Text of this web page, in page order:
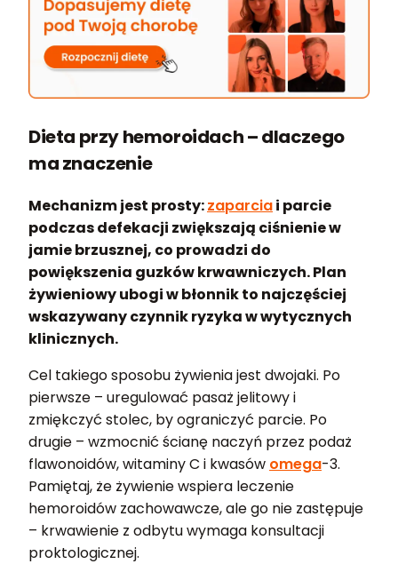
Dieta przy hemoroidach – dlaczego
ma znaczenie
Mechanizm jest prosty:zaparciai parcie
podczas defekacji zwiększają ciśnienie w
jamie brzusznej, co prowadzi do
powiększenia guzków krwawniczych. Plan
żywieniowy ubogi w błonnik to najczęściej
wskazywany czynnik ryzyka w wytycznych
klinicznych.
Cel takiego sposobu żywienia jest dwojaki. Po
pierwsze – uregulować pasaż jelitowy i
zmiękczyć stolec, by ograniczyć parcie. Po
drugie – wzmocnić ścianę naczyń przez podaż
flawonoidów, witaminy C i kwasów omega-3.
Pamiętaj, że żywienie wspiera leczenie
hemoroidów zachowawcze, ale go nie zastępuje
– krwawienie z odbytu wymaga konsultacji
proktologicznej.